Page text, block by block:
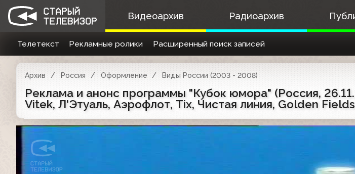
Видеоархив Радиоархив
Телетекст Рекламные ролики Расширенный поиск записей
Архив Россия Оформление Виды России (2003 - 2008)
Реклама и анонс программы "Кубок юмора" (Россия,
Vitek, Л'Этуаль, Аэрофлот, Tix, Чистая линия, Golden